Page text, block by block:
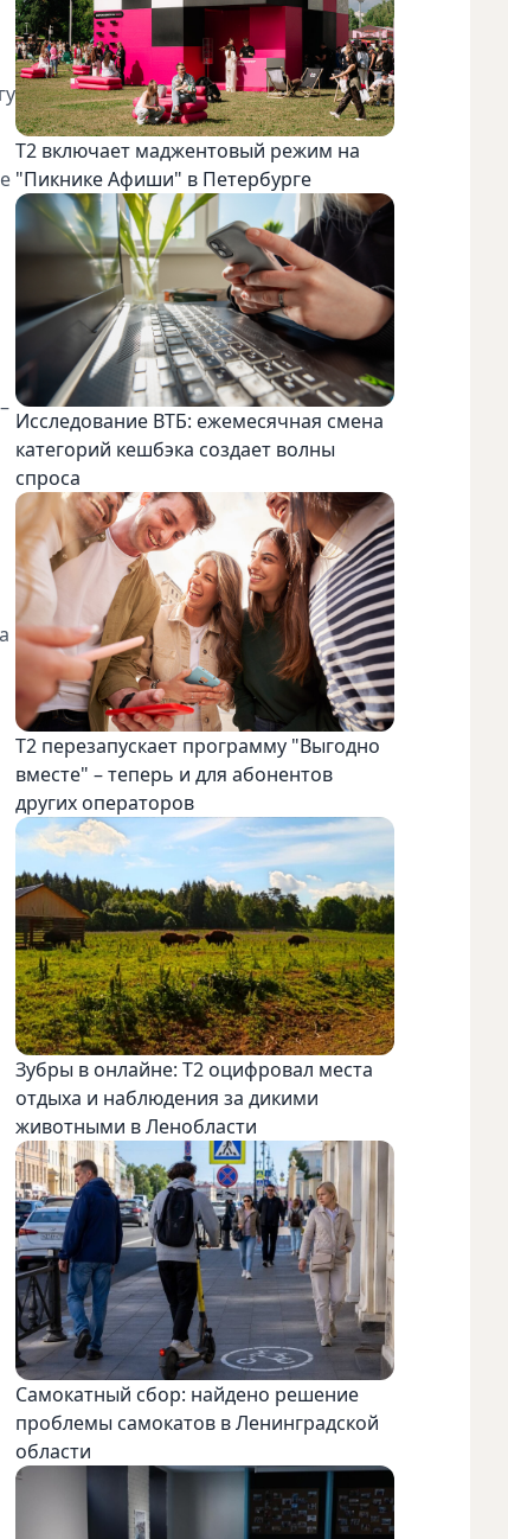
Т2 включает маджентовый режим на
"Пикнике Афиши" в Петербурге
Исследование ВТБ: ежемесячная смена
категорий кешбэка создает волны
спроса
Т2 перезапускает программу "Выгодно
вместе" – теперь и для абонентов
других операторов
Зубры в онлайне: Т2 оцифровал места
отдыха и наблюдения за дикими
животными в Ленобласти
Самокатный сбор: найдено решение
проблемы самокатов в Ленинградской
области